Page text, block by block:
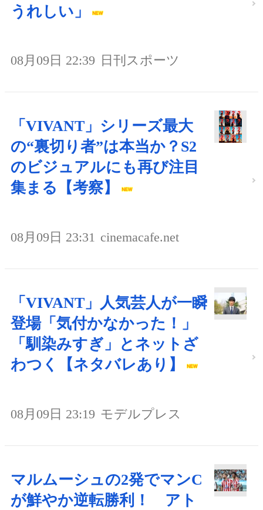
うれしい」
08月09日 22:39 日刊スポーツ
「VIVANT」シリーズ最大
の“裏切り者”は本当か？S2
のビジュアルにも再び注目
集まる【考察】
08月09日 23:31 cinemacafe.net
「VIVANT」人気芸人が一瞬
登場「気付かなかった！」
「馴染みすぎ」とネットざ
わつく【ネタバレあり】
08月09日 23:19 モデルプレス
マルムーシュの2発でマンC
が鮮やか逆転勝利！ アト